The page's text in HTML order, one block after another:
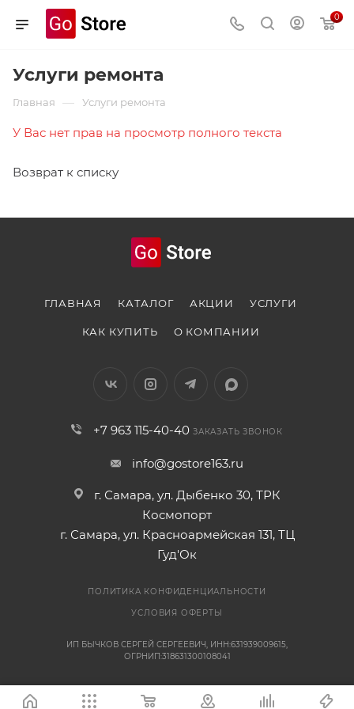
0
Услуги ремонта
Главная — Услуги ремонта
У Вас нет прав на просмотр полного текста
Возврат к списку
ГЛАВНАЯ КАТАЛОГ АКЦИИ УСЛУГИ
КАК КУПИТЬ О КОМПАНИИ
+7 963 115-40-40 ЗАКАЗАТЬ ЗВОНОК
info@gostore163.ru
г. Самара, ул. Дыбенко 30, ТРК
Космопорт
г. Самара, ул. Красноармейская 131, ТЦ
Гуд'Ок
ПОЛИТИКА КОНФИДЕНЦИАЛЬНОСТИ
УСЛОВИЯ ОФЕРТЫ
ИП БЫЧКОВ СЕРГЕЙ СЕРГЕЕВИЧ, ИНН:631939009615,
ОГРНИП:318631300108041